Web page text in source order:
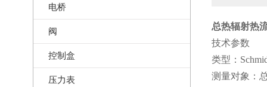
电桥
阀
控制盒
压力表
总热辐射热
技术参数
类型：
测量对象：